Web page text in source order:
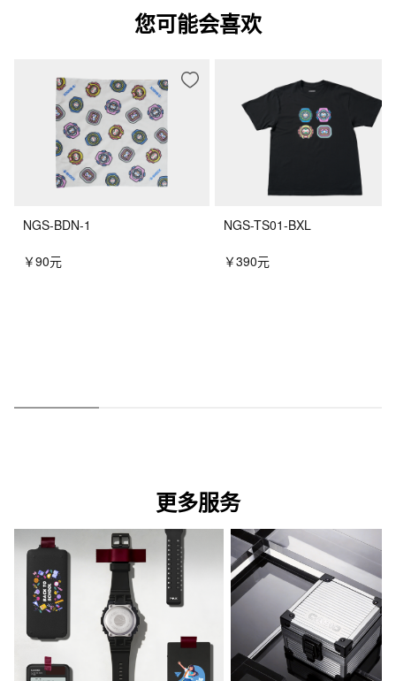
您可能会喜欢
NGS-BDN-1
￥90元
NGS-TS01-BXL
￥390元
更多服务